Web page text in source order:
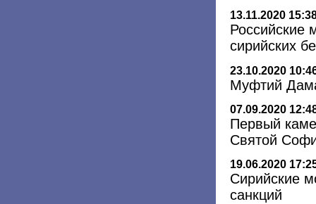
13.11.2020
Российские
сирийских
23.10.2020
Муфтий
07.09.2020
Первый
Святой
19.06.2020
Сирийские
санкций